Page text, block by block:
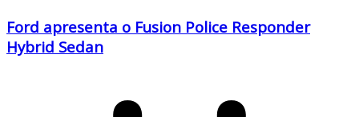
Ford apresenta o Fusion Police Responder
Hybrid Sedan